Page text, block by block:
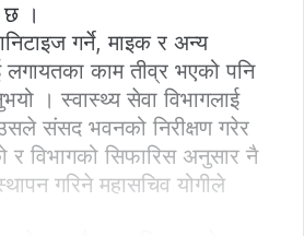
छ ।
गर्ने, माइक र अन्य
काम तीव्र भएको पनि
। स्वास्थ्य सेवा विभागलाई
संसद भवनको निरीक्षण गरेर
र विभागको सिफारिस अनुसार नै
गरिने महासचिव योगीले